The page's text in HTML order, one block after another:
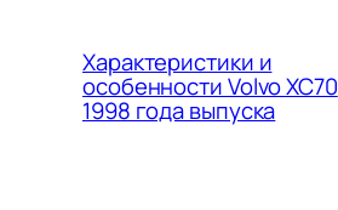
Характеристики и
особенности Volvo XC70
1998 года выпуска